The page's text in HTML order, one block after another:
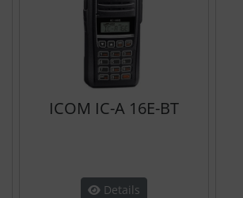
ICOM IC-A 16E-BT
Details